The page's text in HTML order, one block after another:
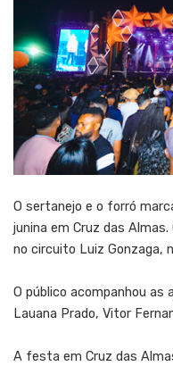
O sertanejo e o forró
junina em Cruz das
no circuito Luiz Gonzaga,
O público acompanhou as
Lauana Prado, Vitor
A festa em Cruz das